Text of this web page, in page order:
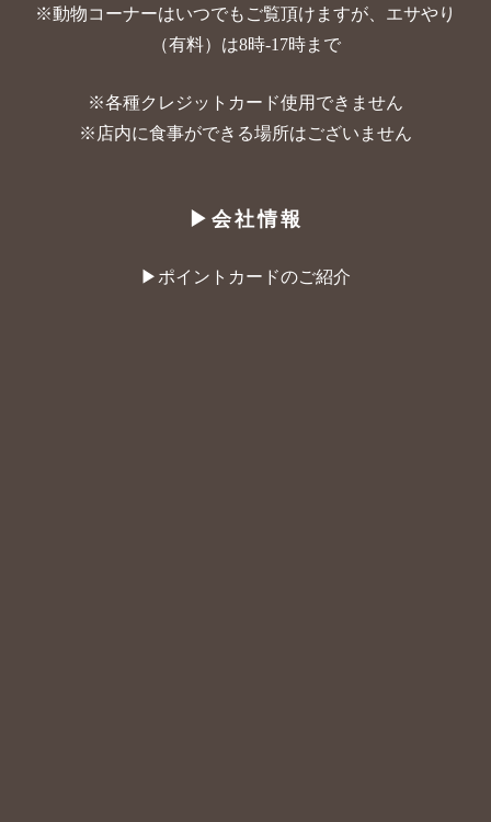
※動物コーナーはいつでもご覧頂けますが、 エサやり
（有料）は8時-17時まで
※各種クレジットカード使用できません
※店内に食事ができる場所はございません
▶︎会社情報
▶︎ポイントカードのご紹介